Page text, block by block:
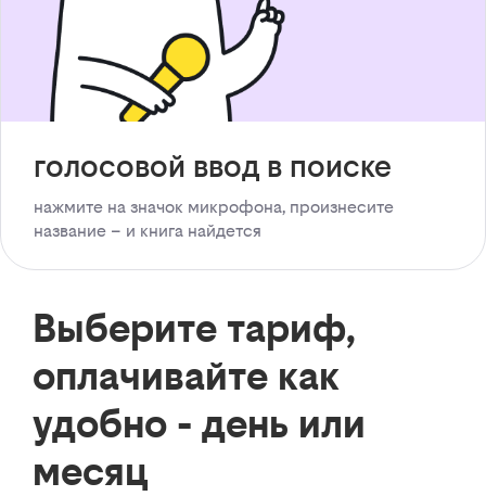
голосовой ввод в поиске
нажмите на значок микрофона, произнесите
название – и книга найдется
Выберите тариф,
оплачивайте как
удобно - день или
месяц